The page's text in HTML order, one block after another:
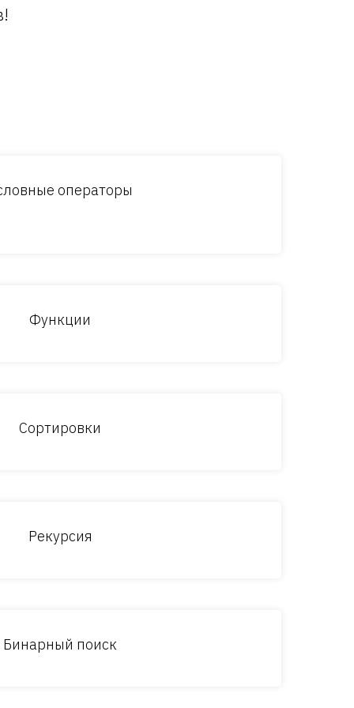
операторы
Функции
Сортировки
Рекурсия
Бинарный поиск